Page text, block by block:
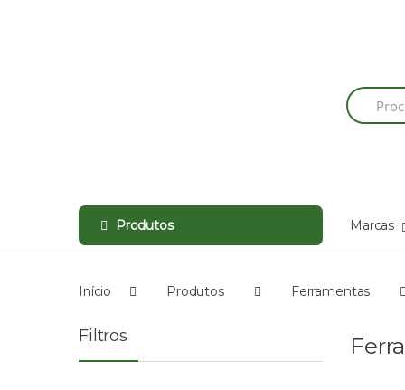
Produtos Marcas
Início Produtos Ferramentas
Filtros